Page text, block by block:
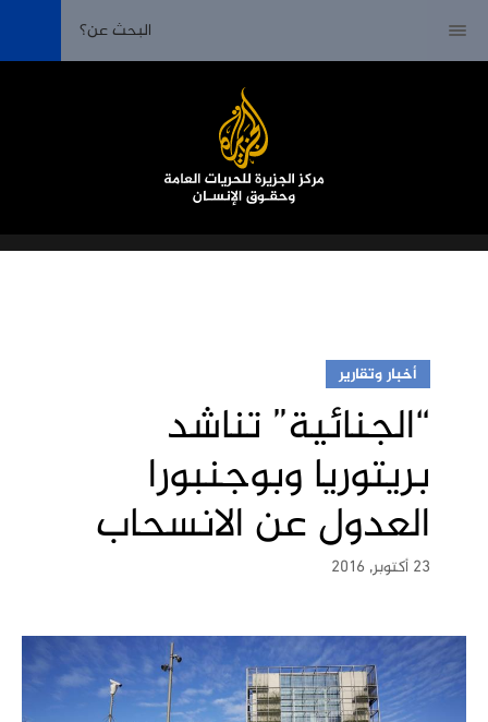
أخبار وتقارير
“الجنائية” تناشد
بريتوريا وبوجنبورا
العدول عن الانسحاب
23 أكتوبر, 2016